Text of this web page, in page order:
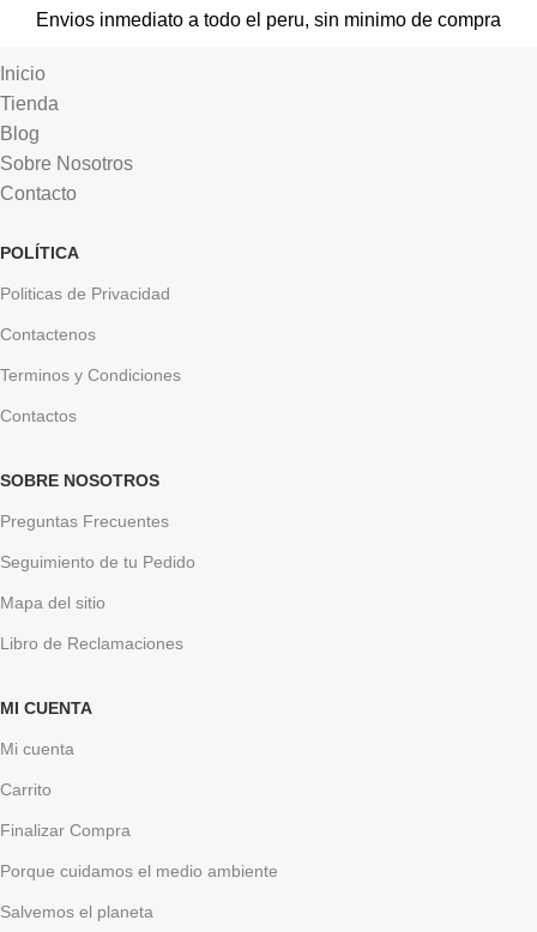
Envios inmediato a todo el peru, sin minimo de compra
Inicio
Tienda
Blog
Sobre Nosotros
Contacto
POLÍTICA
Politicas de Privacidad
Contactenos
Terminos y Condiciones
Contactos
SOBRE NOSOTROS
Preguntas Frecuentes
Seguimiento de tu Pedido
Mapa del sitio
Libro de Reclamaciones
MI CUENTA
Mi cuenta
Carrito
Finalizar Compra
Porque cuidamos el medio ambiente
Salvemos el planeta